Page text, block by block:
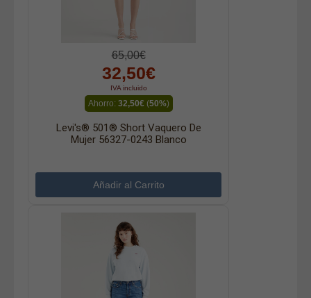
65,00€
32,50€
IVA incluido
Ahorro: 32,50€(50%)
Levi's® 501® Short Vaquero De
Mujer 56327-0243 Blanco